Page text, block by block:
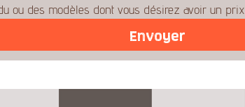
ou des modèles dont vous désirez avoir un prix.
Envoyer